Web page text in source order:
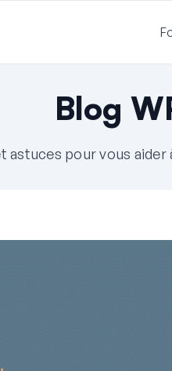
Blog
astuces pour vous